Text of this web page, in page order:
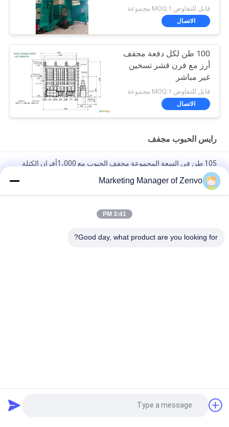
قابل للتفاوض MOQ:1 مجموعة
الاتصال
100 طن لكل دفعة مجفف
أرز مع فرن قشر تسخين
غير مباشر
قابل للتفاوض MOQ:1 مجموعة
الاتصال
رايس الحبوب مجفف
105 طن في السعة المجموعة مجفف الحبوب مع 1،000أفران الكتلة
الحيوية
جافة الحبوب الطبقة الجفاف من الفولاذ المقاوم للصدأ 105 طن / دفعة
من طريقة التدفئة الذكية والهواء الساخن
موثوقة وفعالة
فارز لون اتفاقية
Marketing Manager of Zenvo
3:41 PM
Good day, what product are you looking for?